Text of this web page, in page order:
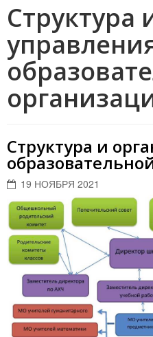
Структура
Структура и
19 НОЯБРЯ 2021